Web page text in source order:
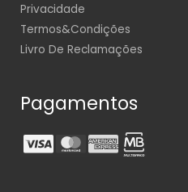
Privacidade
Termos&Condições
Livro De Reclamações
Pagamentos